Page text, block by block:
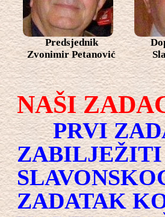
Predsjednik
Zvonimir Petanović
NAŠI
PRVI
ZABILJEŽITI
ZADATAK